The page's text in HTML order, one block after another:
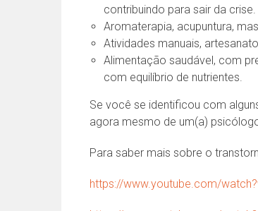
contribuindo para sair da crise.
Aromaterapia, acupuntura,
Atividades manuais,
Alimentação saudável, com
com equilíbrio de nutrientes.
Se você se identificou com
agora mesmo de um(a)
Para saber mais sobre o
https://www.youtube.com/